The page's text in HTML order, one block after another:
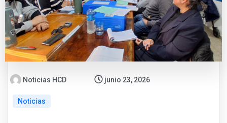
Noticias HCD junio 23, 2026
Noticias